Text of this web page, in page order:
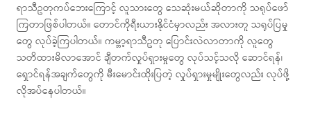
ရာသီဥတုကပ်ဘေးကြောင့် လူသားတွေ သေဆုံးမယ်ဆိုတာကို သရုပ်ဖော်
ကြတာဖြစ်ပါတယ်။ တောင်ကိုရီးယားနိုင်ငံမှာလည်း အလားတူ သရုပ်ပြမှု
တွေ လုပ်ခဲ့ကြပါတယ်။ ကမ္ဘာ့ရာသီဥတု ပြောင်းလဲလာတာကို လူတွေ
သတိထားမိလာအောင် ချီတက်လှုပ်ရှားမှုတွေ လုပ်သင့်သလို ဆောင်ရန်၊
ရှောင်ရန်အချက်တွေကို မီးမောင်းထိုးပြတဲ့ လှုပ်ရှားမှုမျိုးတွေလည်း လုပ်ဖို့
လိုအပ်နေပါတယ်။